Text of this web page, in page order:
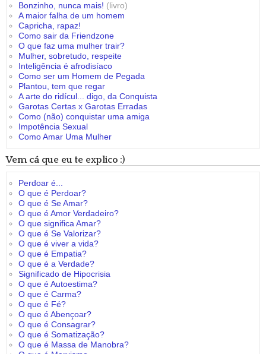
Bonzinho, nunca mais! (livro)
A maior falha de um homem
Capricha, rapaz!
Como sair da Friendzone
O que faz uma mulher trair?
Mulher, sobretudo, respeite
Inteligência é afrodisíaco
Como ser um Homem de Pegada
Plantou, tem que regar
A arte do ridícul... digo, da Conquista
Garotas Certas x Garotas Erradas
Como (não) conquistar uma amiga
Impotência Sexual
Como Amar Uma Mulher
Vem cá que eu te explico :)
Perdoar é...
O que é Perdoar?
O que é Se Amar?
O que é Amor Verdadeiro?
O que significa Amar?
O que é Se Valorizar?
O que é viver a vida?
O que é Empatia?
O que é a Verdade?
Significado de Hipocrisia
O que é Autoestima?
O que é Carma?
O que é Fé?
O que é Abençoar?
O que é Consagrar?
O que é Somatização?
O que é Massa de Manobra?